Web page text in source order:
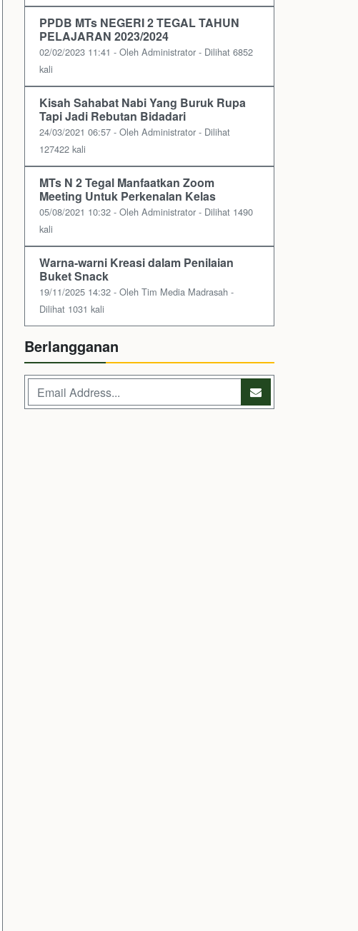
PPDB MTs NEGERI 2 TEGAL TAHUN
PELAJARAN 2023/2024
02/02/2023 11:41 - Oleh Administrator - Dilihat 6852
kali
Kisah Sahabat Nabi Yang Buruk Rupa
Tapi Jadi Rebutan Bidadari
24/03/2021 06:57 - Oleh Administrator - Dilihat
127422 kali
MTs N 2 Tegal Manfaatkan Zoom
Meeting Untuk Perkenalan Kelas
05/08/2021 10:32 - Oleh Administrator - Dilihat 1490
kali
Warna-warni Kreasi dalam Penilaian
Buket Snack
19/11/2025 14:32 - Oleh Tim Media Madrasah -
Dilihat 1031 kali
Berlangganan